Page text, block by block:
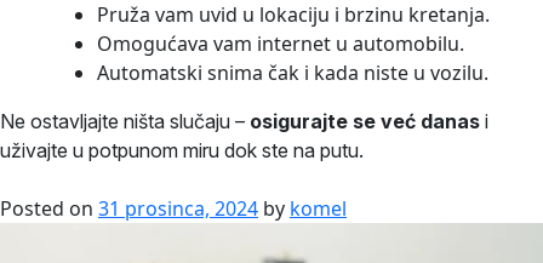
Pruža vam uvid u lokaciju i brzinu kretanja.
Omogućava vam internet u automobilu.
Automatski snima čak i kada niste u vozilu.
Ne ostavljajte ništa slučaju – osigurajte se već danas i
uživajte u potpunom miru dok ste na putu.
Posted on 31 prosinca, 2024 by komel